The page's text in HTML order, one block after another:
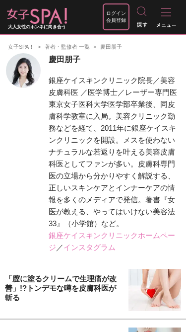
大人女性のホンネに向き合う
ログイン
会員登録
女子SPA！ 著者・監修者 一覧 慶田朋子
慶田朋子
銀座ケイスキンクリニック院長／美容
皮膚科医 ／医学博士／レーザー専門医
東京女子医科大学医学部卒業後、同皮
膚科学教室に入局。美容クリニック勤
務などを経て、2011年に銀座ケイスキ
ンクリニックを開設。メスを使わない
ナチュラルな若返りを叶える美容皮膚
科医としてファンが多い。皮膚科専門
医の立場から分かりやすく解説する、
正しいスキンケアとインナーケアの情
報を多くのメディアで発信。著書『女
医が教える、やってはいけない美容法
33』（小学館）など。
銀座ケイスキンクリニックホームペー
ジ ／インスタグラム
「膣に塗るクリームで生理痛が改
善」!?トンデモな噂を皮膚科医が
斬る